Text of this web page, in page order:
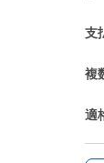
支
複
適